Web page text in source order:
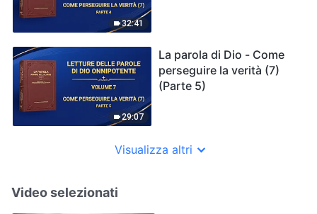
32:41
29:07
La parola di Dio - Come
perseguire la verità (7)
(Parte 5)
Visualizza altri
Video selezionati